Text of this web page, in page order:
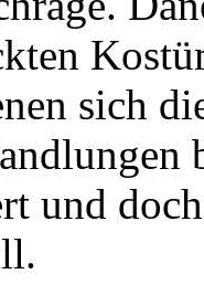
sich
und